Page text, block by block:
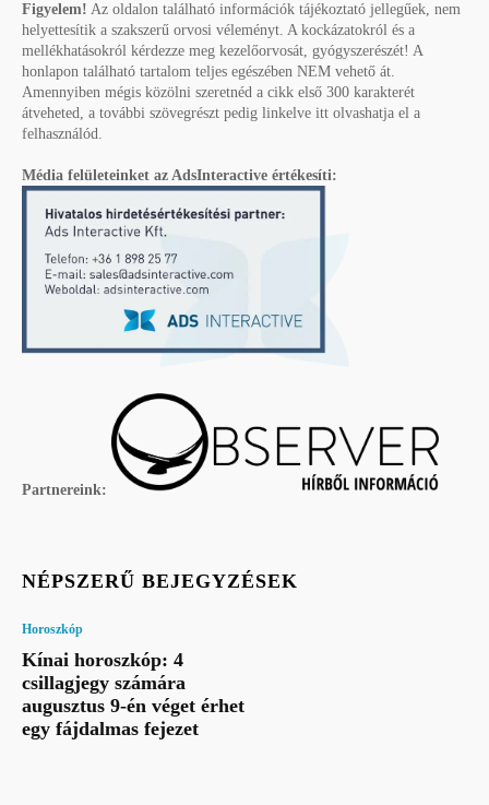
Figyelem! Az oldalon található információk tájékoztató jellegűek, nem
helyettesítik a szakszerű orvosi véleményt. A kockázatokról és a
mellékhatásokról kérdezze meg kezelőorvosát, gyógyszerészét! A
honlapon található tartalom teljes egészében NEM vehető át.
Amennyiben mégis közölni szeretnéd a cikk első 300 karakterét
átveheted, a további szövegrészt pedig linkelve itt olvashatja el a
felhasználód.
Média felületeinket az AdsInteractive értékesíti:
Partnereink:
NÉPSZERŰ BEJEGYZÉSEK
Horoszkóp
Kínai horoszkóp: 4
csillagjegy számára
augusztus 9-én véget érhet
egy fájdalmas fejezet